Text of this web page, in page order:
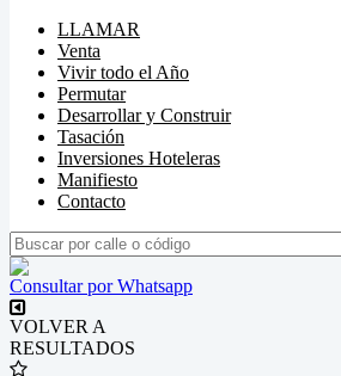
LLAMAR
Venta
Vivir todo el Año
Permutar
Desarrollar y Construir
Tasación
Inversiones Hoteleras
Manifiesto
Contacto
Consultar por Whatsapp
VOLVER A
RESULTADOS